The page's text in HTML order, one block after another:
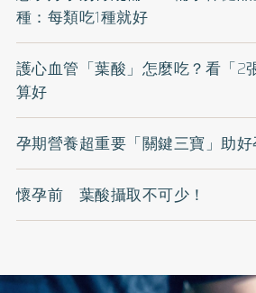
種：每類吃1種就好
護心血管「葉酸」怎麼吃？看「2
算好
孕期營養超重要「關鍵三寶」助
懷孕前 葉酸攝取不可少！